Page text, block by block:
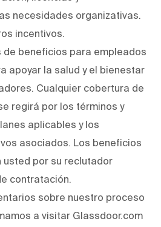
necesidades organizativas.
incentivos.
de beneficios para empleados
apoyar la salud y el bienestar
Cualquier cobertura de
regirá por los términos y
aplicables y los
asociados. Los beneficios
usted por su reclutador
contratación.
sobre nuestro proceso
a visitar Glassdoor.com